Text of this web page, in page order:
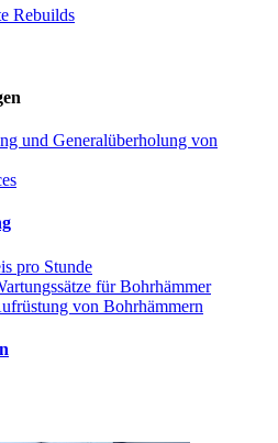
Rebuilds
und Generalüberholung von
pro Stunde
für Bohrhämmer
von Bohrhämmern